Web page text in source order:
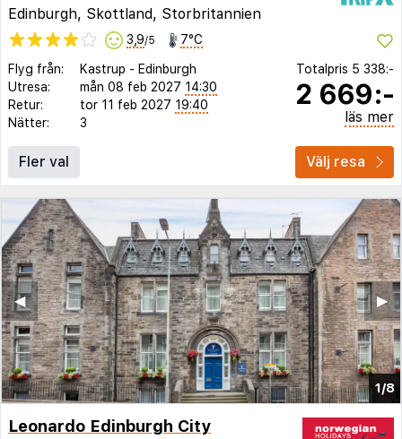
Edinburgh, Skottland, Storbritannien
3,9/5 7°C
Flyg från: Kastrup - Edinburgh
Utresa:
mån 08 feb 2027 14:30
Retur:
tor 11 feb 2027 19:40
Nätter:
3
Totalpris 5 338:-
2 669:-
läs mer
Fler val Välj resa
1/8
▶︎
◀︎
Leonardo Edinburgh City